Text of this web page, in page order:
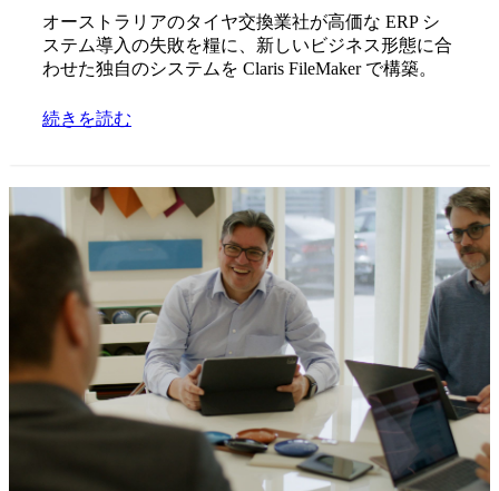
オーストラリアのタイヤ交換業社が高価な ERP シ
ステム導入の失敗を糧に、新しいビジネス形態に合
わせた独自のシステムを Claris FileMaker で構築。
続きを読む